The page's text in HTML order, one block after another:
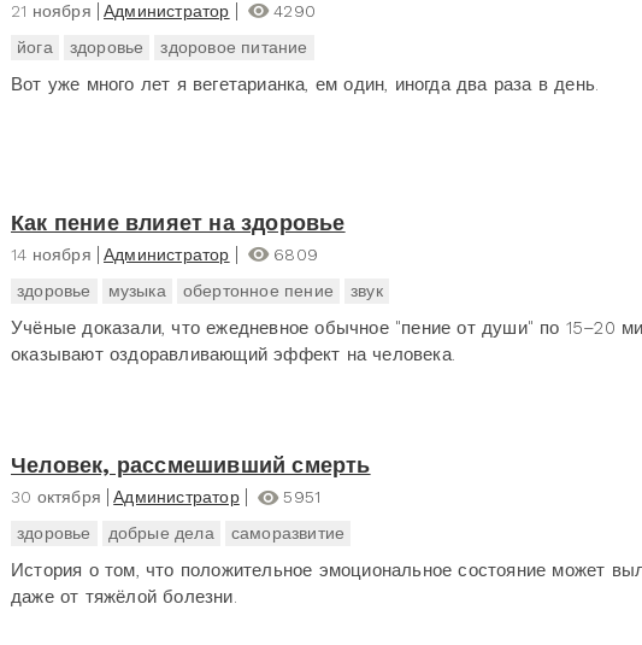
21 ноября Администратор
4290
йога
здоровье здоровое питание
Вот уже много лет я вегетарианка, ем один, иногда два раза в день.
Как пение влияет на здоровье
14 ноября Администратор
6809
здоровье
музыка обертонное пение звук
Учёные доказали, что ежедневное обычное "пение от души" по 15–20
оказывают оздоравливающий эффект на человека.
Человек, рассмешивший смерть
30 октября Администратор
5951
здоровье
добрые дела саморазвитие
История о том, что положительное эмоциональное состояние может
даже от тяжёлой болезни.